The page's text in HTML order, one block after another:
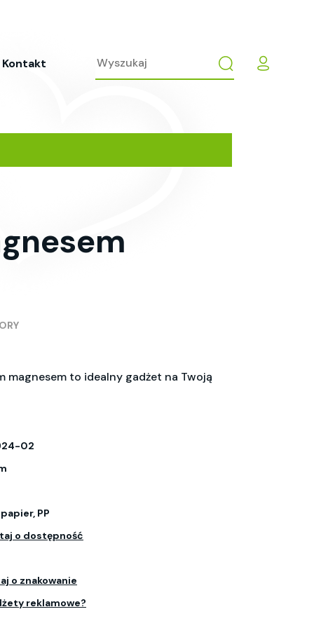
Kontakt
magnesem to idealny gadżet na Twoją
02
PP
o dostępność
o znakowanie
reklamowe?